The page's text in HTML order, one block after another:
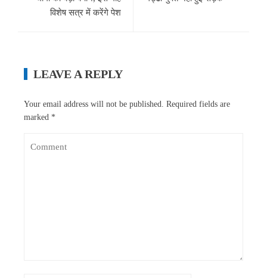
विशेष सत्र में करेंगे पेश
LEAVE A REPLY
Your email address will not be published. Required fields are
marked *